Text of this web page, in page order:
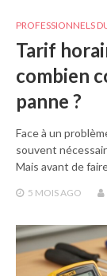
PROFESSIONNELS
Tarif
combien
panne ?
Face à un
souvent
Mais avant de
5 MOIS AGO